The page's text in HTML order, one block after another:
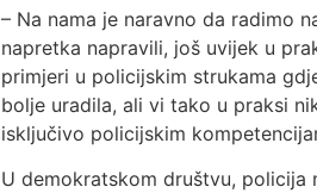
– Na nama je naravno da radimo
napretka napravili, još uvijek u
primjeri u policijskim strukama
bolje uradila, ali vi tako u praksi
isključivo policijskim
U demokratskom društvu,